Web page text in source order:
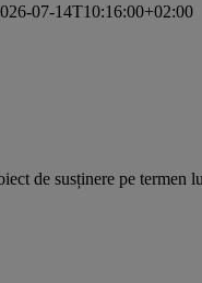
07-14T10:16:00+02:00
de susținere pe termen